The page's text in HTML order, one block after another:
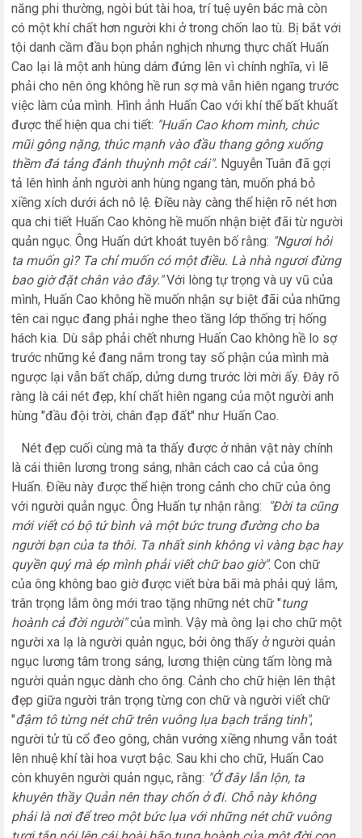
năng phi thường, ngòi bút tài hoa, trí tuệ uyên bác mà còn
có một khí chất hơn người khi ở trong chốn lao tù. Bị bắt với
tội danh cầm đầu bọn phản nghịch nhưng thực chất Huấn
Cao lại là một anh hùng dám đứng lên vì chính nghĩa, vì lẽ
phải cho nên ông không hề run sợ mà vẫn hiên ngang trước
việc làm của mình. Hình ảnh Huấn Cao với khí thế bất khuất
được thể hiện qua chi tiết: "Huấn Cao khom mình, chúc
mũi gông nặng, thúc mạnh vào đầu thang gông xuống
thềm đá tảng đánh thuỳnh một cái". Nguyễn Tuân đã gợi
tả lên hình ảnh người anh hùng ngang tàn, muốn phá bỏ
xiềng xích dưới ách nô lệ. Điều này càng thể hiện rõ nét hơn
qua chi tiết Huấn Cao không hề muốn nhận biệt đãi từ người
quản ngục. Ông Huấn dứt khoát tuyên bố rằng: "Ngươi hỏi
ta muốn gì? Ta chỉ muốn có một điều. Là nhà ngươi đừng
bao giờ đặt chân vào đây."Với lòng tự trọng và uy vũ của
mình, Huấn Cao không hề muốn nhận sự biệt đãi của những
tên cai ngục đang phải nghe theo tầng lớp thống trị hống
hách kia. Dù sắp phải chết nhưng Huấn Cao không hề lo sợ
trước những kẻ đang nắm trong tay số phận của mình mà
ngược lại vẫn bất chấp, dửng dưng trước lời mời ấy. Đây rõ
ràng là cái nét đẹp, khí chất hiên ngang của một người anh
hùng "đầu đội trời, chân đạp đất" như Huấn Cao.
Nét đẹp cuối cùng mà ta thấy được ở nhân vật này chính
là cái thiên lương trong sáng, nhân cách cao cả của ông
Huấn. Điều này được thể hiện trong cảnh cho chữ của ông
với người quản ngục. Ông Huấn tự nhận rằng:
"Đời ta cũng
mới viết có bộ tứ bình và một bức trung đường cho ba
người bạn của ta thôi. Ta nhất sinh không vì vàng bạc hay
quyền quý mà ép mình phải viết chữ bao giờ". Con chữ
của ông không bao giờ được viết bừa bãi mà phải quý lắm,
trân trọng lắm ông mới trao tặng những nét chữ "tung
hoành cả đời người"của mình. Vậy mà ông lại cho chữ một
người xa lạ là người quản ngục, bởi ông thấy ở người quản
ngục lương tâm trong sáng, lương thiện cùng tấm lòng mà
người quản ngục dành cho ông. Cảnh cho chữ hiện lên thật
đẹp giữa người trân trọng từng con chữ và người viết chữ
"đậm tô từng nét chữ trên vuông lụa bạch trắng tinh",
người tử tù cổ đeo gông, chân vướng xiềng nhưng vẫn toát
lên nhuệ khí tài hoa vượt bậc. Sau khi cho chữ, Huấn Cao
còn khuyên người quản ngục, rằng: "Ở đây lẫn lộn, ta
khuyên thầy Quản nên thay chốn ở đi. Chỗ này không
phải là nơi để treo một bức lụa với những nét chữ vuông